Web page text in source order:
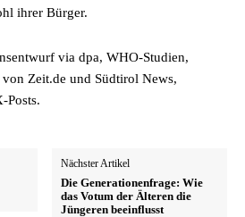
ihrer Bürger.
via dpa, WHO-Studien,
Zeit.de und Südtirol News,
Posts.
Nächster Artikel
Die Generationenfrage: Wie
das Votum der Älteren die
Jüngeren beeinflusst